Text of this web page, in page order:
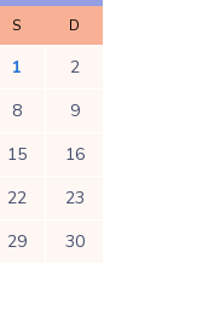
S D
1
2
8
9
15
16
22
23
29
30